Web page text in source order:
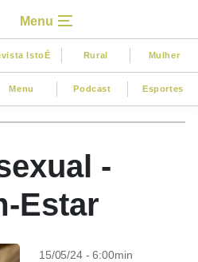
Menu
IstoÉ Rural Mulher
Menu Podcast Esportes
-
Estar
15/05/24 - 6:00min